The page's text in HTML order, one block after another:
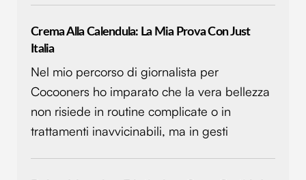
Crema Alla Calendula: La Mia Prova Con Just
Italia
Nel mio percorso di giornalista per
Cocooners ho imparato che la vera bellezza
non risiede in routine complicate o in
trattamenti inavvicinabili, ma in gesti